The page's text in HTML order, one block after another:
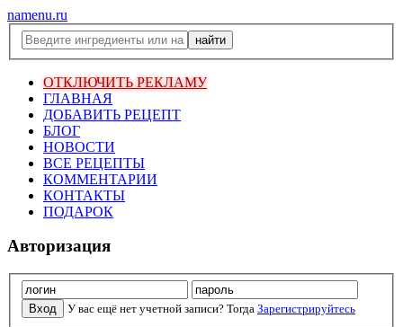
namenu.ru
ОТКЛЮЧИТЬ РЕКЛАМУ
ГЛАВНАЯ
ДОБАВИТЬ РЕЦЕПТ
БЛОГ
НОВОСТИ
ВСЕ РЕЦЕПТЫ
КОММЕНТАРИИ
КОНТАКТЫ
ПОДАРОК
Авторизация
У вас ещё нет учетной записи? Тогда Зарегистрируйтесь